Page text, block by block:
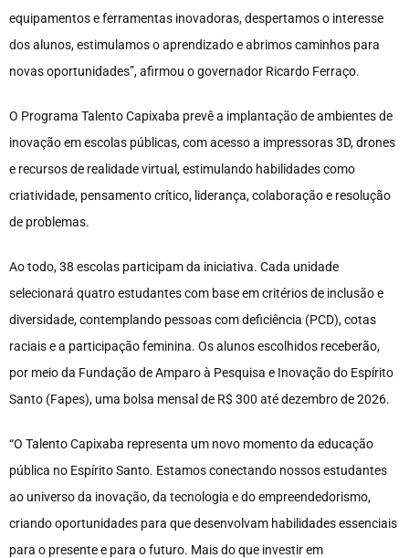
equipamentos e ferramentas inovadoras, despertamos o interesse
dos alunos, estimulamos o aprendizado e abrimos caminhos para
novas oportunidades”, afirmou o governador Ricardo Ferraço.
O Programa Talento Capixaba prevê a implantação de ambientes de
inovação em escolas públicas, com acesso a impressoras 3D, drones
e recursos de realidade virtual, estimulando habilidades como
criatividade, pensamento crítico, liderança, colaboração e resolução
de problemas.
Ao todo, 38 escolas participam da iniciativa. Cada unidade
selecionará quatro estudantes com base em critérios de inclusão e
diversidade, contemplando pessoas com deficiência (PCD), cotas
raciais e a participação feminina. Os alunos escolhidos receberão,
por meio da Fundação de Amparo à Pesquisa e Inovação do Espírito
Santo (Fapes), uma bolsa mensal de R$ 300 até dezembro de 2026.
“O Talento Capixaba representa um novo momento da educação
pública no Espírito Santo. Estamos conectando nossos estudantes
ao universo da inovação, da tecnologia e do empreendedorismo,
criando oportunidades para que desenvolvam habilidades essenciais
para o presente e para o futuro. Mais do que investir em